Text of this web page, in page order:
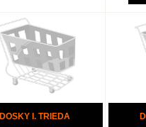
DOSKY I. TRIEDA